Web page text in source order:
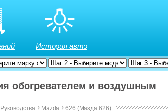
История авто
обогревателем и воздушным
Руководства ￫ Mazda ￫ 626 (Мазда 626)